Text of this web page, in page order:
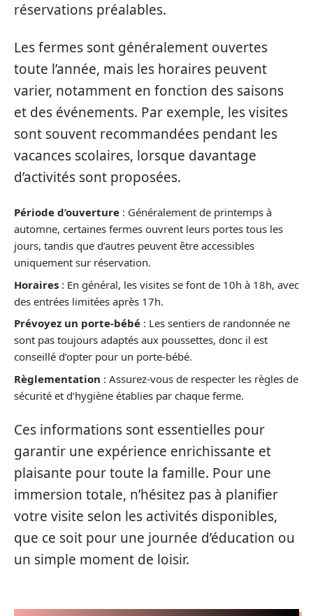
réservations préalables.
Les fermes sont généralement ouvertes
toute l’année, mais les horaires peuvent
varier, notamment en fonction des saisons
et des événements. Par exemple, les visites
sont souvent recommandées pendant les
vacances scolaires, lorsque davantage
d’activités sont proposées.
Période d’ouverture : Généralement de printemps à
automne, certaines fermes ouvrent leurs portes tous les
jours, tandis que d’autres peuvent être accessibles
uniquement sur réservation.
Horaires : En général, les visites se font de 10h à 18h, avec
des entrées limitées après 17h.
Prévoyez un porte-bébé : Les sentiers de randonnée ne
sont pas toujours adaptés aux poussettes, donc il est
conseillé d’opter pour un porte-bébé.
Règlementation : Assurez-vous de respecter les règles de
sécurité et d’hygiène établies par chaque ferme.
Ces informations sont essentielles pour
garantir une expérience enrichissante et
plaisante pour toute la famille. Pour une
immersion totale, n’hésitez pas à planifier
votre visite selon les activités disponibles,
que ce soit pour une journée d’éducation ou
un simple moment de loisir.